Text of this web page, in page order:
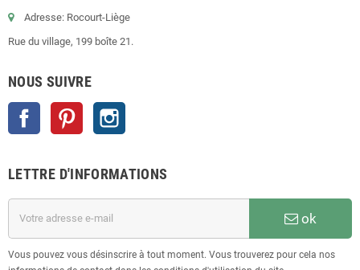
Adresse: Rocourt-Liège
Rue du village, 199 boîte 21.
NOUS SUIVRE
Facebook Pinterest
LETTRE D'INFORMATIONS
ok
Vous pouvez vous désinscrire à tout moment. Vous trouverez pour cela nos